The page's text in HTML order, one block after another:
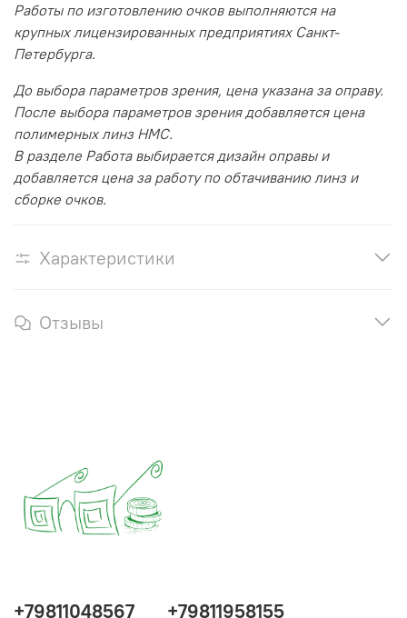
Работы по изготовлению очков выполняются на
крупных лицензированных предприятиях Санкт-
Петербурга.
До выбора параметров зрения, цена указана за оправу.
После выбора параметров зрения добавляется цена
полимерных линз HMC.
В разделе Работа выбирается дизайн оправы и
добавляется цена за работу по обтачиванию линз и
сборке очков.
Характеристики
Отзывы
+79811048567 +79811958155